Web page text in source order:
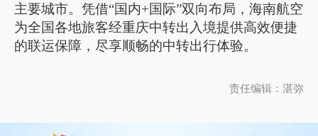
主要城市。凭借“国内+国际”双向布局，海南航空
为全国各地旅客经重庆中转出入境提供高效便捷
的联运保障，尽享顺畅的中转出行体验。
责任编辑：湛弥